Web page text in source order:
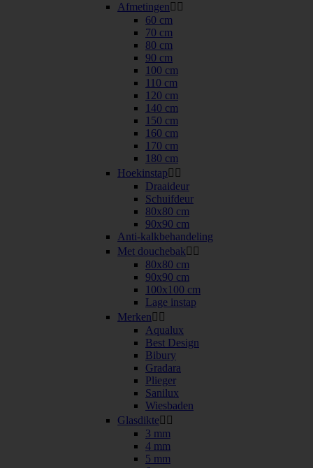
Afmetingen 
60 cm
70 cm
80 cm
90 cm
100 cm
110 cm
120 cm
140 cm
150 cm
160 cm
170 cm
180 cm
Hoekinstap 
Draaideur
Schuifdeur
80x80 cm
90x90 cm
Anti-kalkbehandeling
Met douchebak 
80x80 cm
90x90 cm
100x100 cm
Lage instap
Merken 
Aqualux
Best Design
Bibury
Gradara
Plieger
Sanilux
Wiesbaden
Glasdikte 
3 mm
4 mm
5 mm